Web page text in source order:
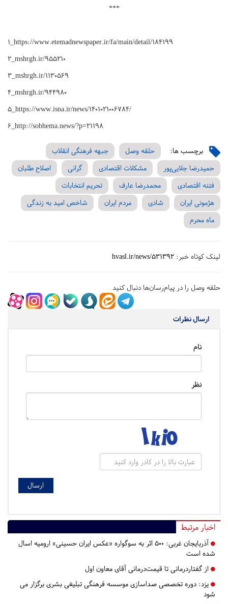
***
1_https://www.etemadnewspaper.ir/fa/main/detail/184199
2_mshrgh.ir/955210
3_mshrgh.ir/1130569
4_mshrgh.ir/944980
5_https://www.isna.ir/news/1401021006784/
6_http://sobhema.news/?p=21198
برچسب ها: حلقه وصل
جبهه فرهنگی انقلاب
حمیدرضا جلایی‌پور
مشکلات اقتصادی گرانی
اصلاح طلبان
فتنه اقتصادی
محمدرضا عارف
تحریم انتخابات
هژمونی ایران
شادی مردم ایران
شاخص امید به زندگی
ماه محرم
لینک کوتاه خبر: hvasl.ir/news/531392
حلقه وصل را در پیام‌رسان‌ها دنبال کنید
ارسال نظرات
نام
نظر
اخبار مرتبط
آذربایجان غربی:
۵۰۰ اثر به سوگواره «عکس ایران حسینی» ارومیه اسال
شده است
از گفتاردرمانی تا قیمت‌درمانی آقای معاون اول
یزد: دوره تخصصی صداسازی موسسه فرهنگی تبلیغی بشری برگزار می
شود